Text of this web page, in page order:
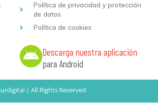
Política de privacidad y protección
de datos
Política de cookies
Descarga nuestra aplicación
para Android
| All Rights Reserved